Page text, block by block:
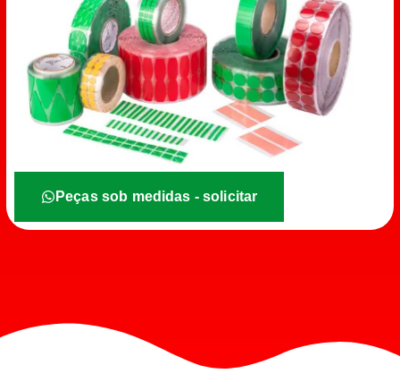
Peças sob medidas - solicitar